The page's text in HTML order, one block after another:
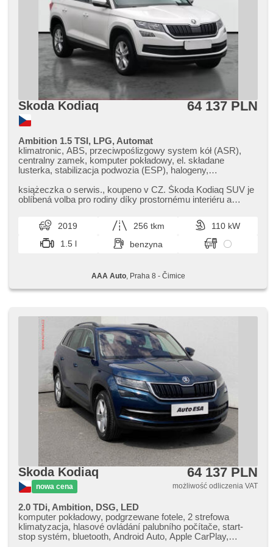
wspomaganie układu kierowniczego, řazení pádly pod
volantem, kanapa tylna dzielona, isofix, fotele regulowane,
skórzanna tapicerka, chowane zagłówki, zadní loketní
opěrka, start-stop systém, przycisk start, alarm, GPS
lokalizator, immobilizer, el. składane lusterka, el. lusterka,
samostmívací zrcátka, podgrzewane lusterka, schowek z
klimatyzacją
Skoda Kodiaq 64 137 PLN
Ambition 1.5 TSI, LPG, Automat
klimatronic, ABS, przeciwpoślizgowy system kół (ASR),
centralny zamek, komputer pokładowy, el. składane
lusterka, stabilizacja podwozia (ESP), halogeny,
ciśnienia opon, USB, podgrzewana kierownica, asystent
pasa ruchu, wspomaganie układu kierowniczego, el.
automat
książeczka o serwis.,​ koupeno v CZ. Škoda Kodiaq SUV je
oblíbená volba pro rodiny díky prostornému interiéru a
2019 256 tkm
110 kW
1.5 l
benzyna
AAA Auto, Praha 8 - Čimice
Skoda Kodiaq
nowa cena
64 137 PLN
możliwość odliczenia VAT
2.0 TDi, Ambition, DSG, LED
komputer pokładowy, podgrzewane fotele, 2 strefowa
klimatyzacja, hlasové ovládání palubního počítače, start-
stop systém, bluetooth, Android Auto, Apple CarPlay,